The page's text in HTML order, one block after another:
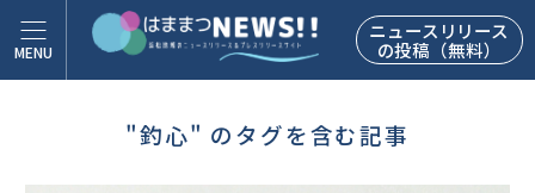
ニュースリリース
の投稿（無料）
"釣心" のタグを含む記事